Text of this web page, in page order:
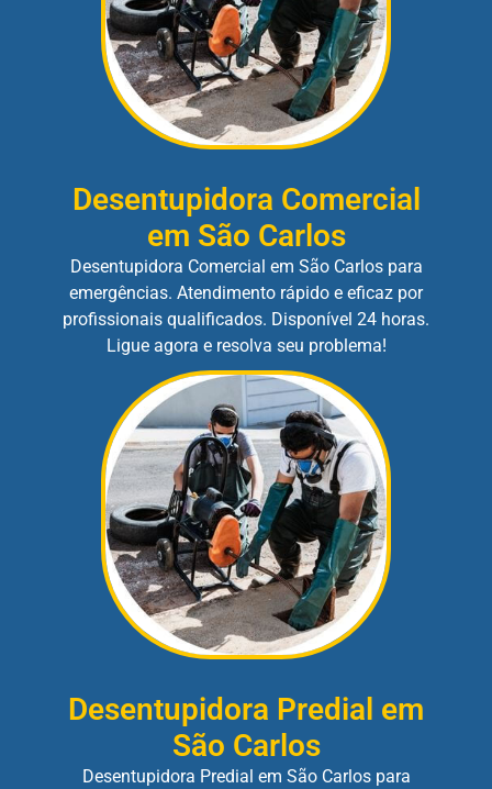
Desentupidora Comercial
em São Carlos
Desentupidora Comercial em São Carlos para
emergências. Atendimento rápido e eficaz por
profissionais qualificados. Disponível 24 horas.
Ligue agora e resolva seu problema!
Desentupidora Predial em
São Carlos
Desentupidora Predial em São Carlos para